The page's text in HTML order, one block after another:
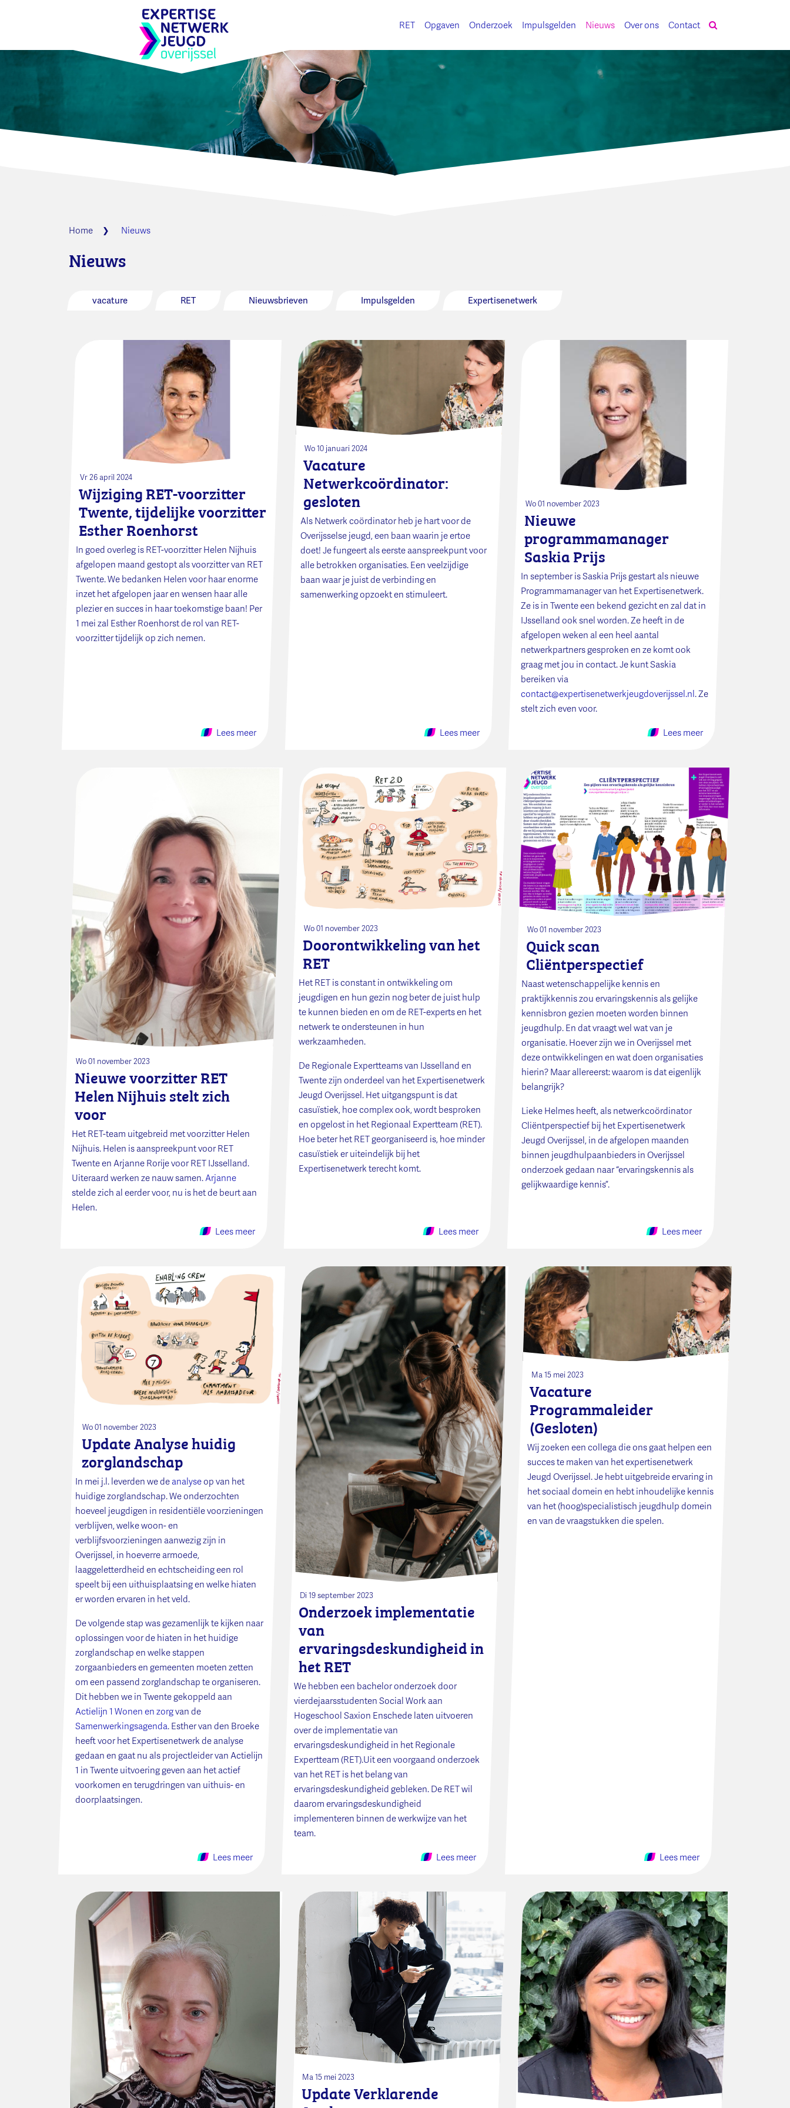
RET Opgaven Onderzoek Impulsgelden Nieuws Over ons Contact
Home Nieuws
Nieuws
vacature RET Nieuwsbrieven Impulsgelden Expertisenetwerk
Vr 26 april 2024
Wijziging RET-voorzitter
Twente, tijdelijke voorzitter
Esther Roenhorst
In goed overleg is RET-voorzitter Helen Nijhuis
afgelopen maand gestopt als voorzitter van RET
Twente. We bedanken Helen voor haar enorme
inzet het afgelopen jaar en wensen haar alle
plezier en succes in haar toekomstige baan! Per
1 mei zal Esther Roenhorst de rol van RET-
voorzitter tijdelijk op zich nemen.
Lees meer
Wo 10 januari 2024
Vacature
Netwerkcoördinator:
gesloten
Als Netwerk coördinator heb je hart voor de
Overijsselse jeugd, een baan waarin je ertoe
doet! Je fungeert als eerste aanspreekpunt voor
alle betrokken organisaties. Een veelzijdige
baan waar je juist de verbinding en
samenwerking opzoekt en stimuleert.
Lees meer
Wo 01 november 2023
Nieuwe
programmamanager
Saskia Prijs
In september is Saskia Prijs gestart als nieuwe
Programmamanager van het Expertisenetwerk.
Ze is in Twente een bekend gezicht en zal dat in
IJsselland ook snel worden. Ze heeft in de
afgelopen weken al een heel aantal
netwerkpartners gesproken en ze komt ook
graag met jou in contact. Je kunt Saskia
bereiken via
contact@expertisenetwerkjeugdoverijssel.nl . Ze
stelt zich even voor.
Lees meer
Wo 01 november 2023
Nieuwe voorzitter RET
Helen Nijhuis stelt zich
voor
Het RET-team uitgebreid met voorzitter Helen
Nijhuis. Helen is aanspreekpunt voor RET
Twente en Arjanne Rorije voor RET IJsselland.
Uiteraard werken ze nauw samen.Arjanne
stelde zich al eerder voor, nu is het de beurt aan
Helen.
Lees meer
Wo 01 november 2023
Doorontwikkeling van het
RET
Het RET is constant in ontwikkeling om
jeugdigen en hun gezin nog beter de juist hulp
te kunnen bieden en om de RET-experts en het
netwerk te ondersteunen in hun
werkzaamheden.
De Regionale Expertteams van IJsselland en
Twente zijn onderdeel van het Expertisenetwerk
Jeugd Overijssel. Het uitgangspunt is dat
casuïstiek, hoe complex ook, wordt besproken
en opgelost in het Regionaal Expertteam (RET).
Hoe beter het RET georganiseerd is, hoe minder
casuïstiek er uiteindelijk bij het
Expertisenetwerk terecht komt.
Lees meer
Wo 01 november 2023
Quick scan
Cliëntperspectief
Naast wetenschappelijke kennis en
praktijkkennis zou ervaringskennis als gelijke
kennisbron gezien moeten worden binnen
jeugdhulp. En dat vraagt wel wat van je
organisatie. Hoever zijn we in Overijssel met
deze ontwikkelingen en wat doen organisaties
hierin? Maar allereerst: waarom is dat eigenlijk
belangrijk?
Lieke Helmes heeft, als netwerkcoördinator
Cliëntperspectief bij het Expertisenetwerk
Jeugd Overijssel, in de afgelopen maanden
binnen jeugdhulpaanbieders in Overijssel
onderzoek gedaan naar “ervaringskennis als
gelijkwaardige kennis”.
Lees meer
Wo 01 november 2023
Update Analyse huidig
zorglandschap
In mei j.l. leverden we de analyseop van het
huidige zorglandschap. We onderzochten
hoeveel jeugdigen in residentiële voorzieningen
verblijven, welke woon- en
verblijfsvoorzieningen aanwezig zijn in
Overijssel, in hoeverre armoede,
laaggeletterdheid en echtscheiding een rol
speelt bij een uithuisplaatsing en welke hiaten
er worden ervaren in het veld.
De volgende stap was gezamenlijk te kijken naar
oplossingen voor de hiaten in het huidige
zorglandschap en welke stappen
zorgaanbieders en gemeenten moeten zetten
om een passend zorglandschap te organiseren.
Dit hebben we in Twente gekoppeld aan
Actielijn 1 Wonen en zorgvan de
Samenwerkingsagenda. Esther van den Broeke
heeft voor het Expertisenetwerk de analyse
gedaan en gaat nu als projectleider van Actielijn
1 in Twente uitvoering geven aan het actief
voorkomen en terugdringen van uithuis- en
doorplaatsingen.
Lees meer
Di 19 september 2023
Onderzoek implementatie
van
ervaringsdeskundigheid in
het RET
We hebben een bachelor onderzoek door
vierdejaarsstudenten Social Work aan
Hogeschool Saxion Enschede laten uitvoeren
over de implementatie van
ervaringsdeskundigheid in het Regionale
Expertteam (RET).Uit een voorgaand onderzoek
van het RET is het belang van
ervaringsdeskundigheid gebleken. De RET wil
daarom ervaringsdeskundigheid
implementeren binnen de werkwijze van het
team.
Lees meer
Ma 15 mei 2023
Vacature
Programmaleider
(Gesloten)
Wij zoeken een collega die ons gaat helpen een
succes te maken van het expertisenetwerk
Jeugd Overijssel. Je hebt uitgebreide ervaring in
het sociaal domein en hebt inhoudelijke kennis
van het (hoog)specialistisch jeugdhulp domein
en van de vraagstukken die spelen.
Lees meer
Ma 15 mei 2023
Update Verklarende